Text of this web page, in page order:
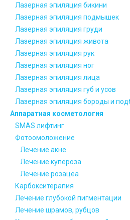
Лазерная эпиляция бикини
Лазерная эпиляция подмышек
Лазерная эпиляция груди
Лазерная эпиляция живота
Лазерная эпиляция рук
Лазерная эпиляция ног
Лазерная эпиляция лица
Лазерная эпиляция губ и усов
Лазерная эпиляция бороды и
Аппаратная косметология
SMAS лифтинг
Фотоомоложение
Лечение акне
Лечение купероза
Лечение розацеа
Карбокситерапия
Лечение глубокой пигментации
Лечение шрамов, рубцов